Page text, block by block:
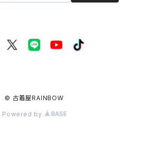
© 古着屋RAINBOW
Powered by